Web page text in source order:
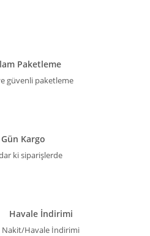
Paketleme
güvenli paketleme
Gün Kargo
ki siparişlerde
Havale İndirimi
Nakit/Havale İndirimi